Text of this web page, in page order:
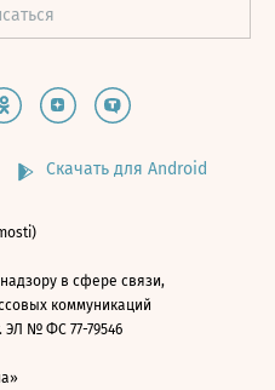
Скачать для Android
в сфере связи,
коммуникаций
ЭЛ № ФС 77-79546